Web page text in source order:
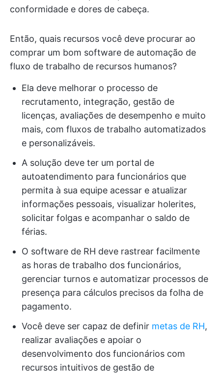
conformidade e dores de cabeça.
Então, quais recursos você deve procurar ao
comprar um bom software de automação de
fluxo de trabalho de recursos humanos?
Ela deve melhorar o processo de
recrutamento, integração, gestão de
licenças, avaliações de desempenho e muito
mais, com fluxos de trabalho automatizados
e personalizáveis.
A solução deve ter um portal de
autoatendimento para funcionários que
permita à sua equipe acessar e atualizar
informações pessoais, visualizar holerites,
solicitar folgas e acompanhar o saldo de
férias.
O software de RH deve rastrear facilmente
as horas de trabalho dos funcionários,
gerenciar turnos e automatizar processos de
presença para cálculos precisos da folha de
pagamento.
Você deve ser capaz de definir metas de RH,
realizar avaliações e apoiar o
desenvolvimento dos funcionários com
recursos intuitivos de gestão de